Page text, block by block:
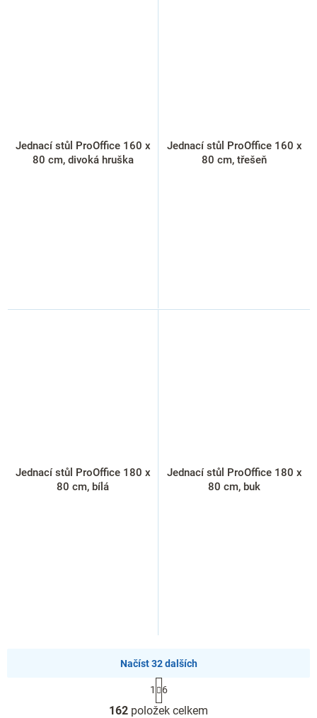
Jednací stůl ProOffice 160 x
80 cm, divoká hruška
Jednací stůl ProOffice 160 x
80 cm, třešeň
Jednací stůl ProOffice 180 x
80 cm, bílá
Jednací stůl ProOffice 180 x
80 cm, buk
O
Načíst 32 dalších
S
t
r
1 6
162 položek celkem